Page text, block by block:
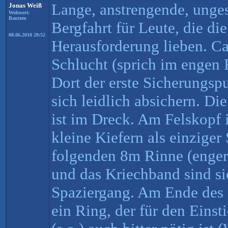
Jonas Weiß
Wohnort:
Bautzen
08.06.2010 20:52
Lange, anstrengende,
Bergfahrt für Leute, die
Herausforderung lieben.
Schlucht (sprich im
Dort der erste
sich leidlich absichern.
ist im Dreck. Am Felskopf
kleine Kiefern als einziger
folgenden 8m Rinne
und das Kriechband sind
Spaziergang. Am Ende
ein Ring, der für den